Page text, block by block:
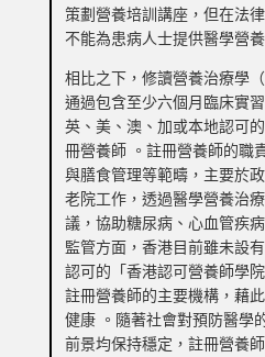
策劃營養培訓講座，但在法
不能為患病人士提供醫學營養
相比之下，修讀營養治療學
通過包含至少六個月臨床實
英、美、澳、加或本地認可
冊營養師 。註冊營養師的職
與膳食管理等範疇，主要於
老院工作，透過醫學營養治
議，協助糖尿病、心血管疾
監管方面，香港目前雖未設
認可的「香港認可營養師學
註冊營養師的主要機構，藉
健康 。隨著社會對預防醫學
前景均保持穩定，註冊營養